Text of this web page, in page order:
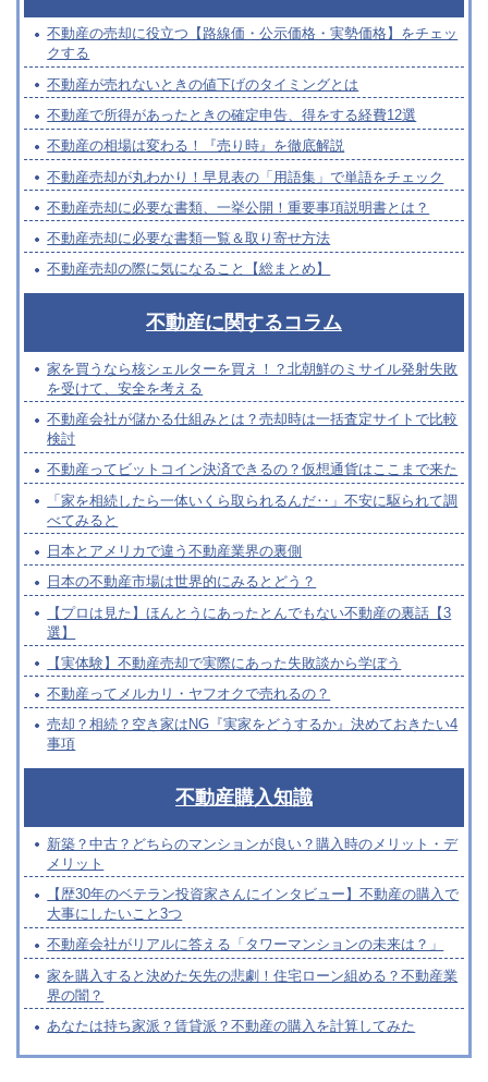
不動産の売却に役立つ【路線価・公示価格・実勢価格】をチェッ
クする
不動産が売れないときの値下げのタイミングとは
不動産で所得があったときの確定申告、得をする経費12選
不動産の相場は変わる！『売り時』を徹底解説
不動産売却が丸わかり！早見表の「用語集」で単語をチェック
不動産売却に必要な書類、一挙公開！重要事項説明書とは？
不動産売却に必要な書類一覧＆取り寄せ方法
不動産売却の際に気になること【総まとめ】
不動産に関するコラム
家を買うなら核シェルターを買え！？北朝鮮のミサイル発射失敗
を受けて、安全を考える
不動産会社が儲かる仕組みとは？売却時は一括査定サイトで比較
検討
不動産ってビットコイン決済できるの？仮想通貨はここまで来た
「家を相続したら一体いくら取られるんだ‥」不安に駆られて調
べてみると
日本とアメリカで違う不動産業界の裏側
日本の不動産市場は世界的にみるとどう？
【プロは見た】ほんとうにあったとんでもない不動産の裏話【3
選】
【実体験】不動産売却で実際にあった失敗談から学ぼう
不動産ってメルカリ・ヤフオクで売れるの？
売却？相続？空き家はNG『実家をどうするか』決めておきたい4
事項
不動産購入知識
新築？中古？どちらのマンションが良い？購入時のメリット・デ
メリット
【歴30年のベテラン投資家さんにインタビュー】不動産の購入で
大事にしたいこと3つ
不動産会社がリアルに答える「タワーマンションの未来は？」
家を購入すると決めた矢先の悲劇！住宅ローン組める？不動産業
界の闇？
あなたは持ち家派？賃貸派？不動産の購入を計算してみた